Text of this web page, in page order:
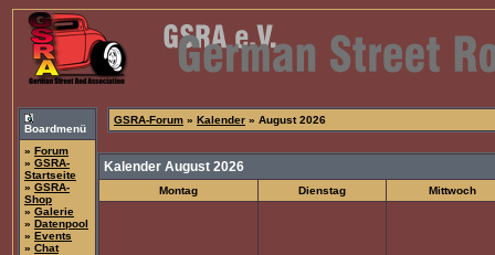
Boardmenü
» Forum
» GSRA-
Startseite
» GSRA-
Shop
» Galerie
» Datenpool
» Events
» Chat
GSRA-Forum » Kalender » August 2026
Kalender August 2026
Montag Dienstag Mittwoch